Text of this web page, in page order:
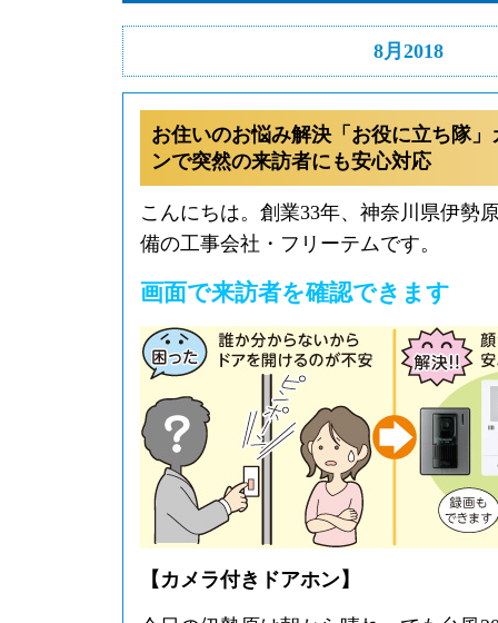
8月2018
お住いのお悩み解決「お役に立ち隊
ンで突然の来訪者にも安心対応
こんにちは。創業33年、神奈川県伊勢
備の工事会社・フリーテムです。
画面で来訪者を確認できます
【カメラ付きドアホン】